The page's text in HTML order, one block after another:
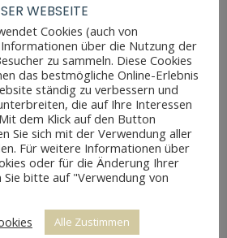
restauriert
2012
Gut, voll
funktionsfähig,
zeigt aber
Altersspuren
durch
Abnutzungen
380 €
WEBSEITE
Cookies (auch von
über die Nutzung der
zu sammeln. Diese Cookies
das bestmögliche Online-Erlebnis
ständig zu verbessern und
die auf Ihre Interessen
dem Klick auf den Button
Sie sich mit der Verwendung aller
Für weitere Informationen über
oder für die Änderung Ihrer
Sie bitte auf "Verwendung von
Alle Zustimmen